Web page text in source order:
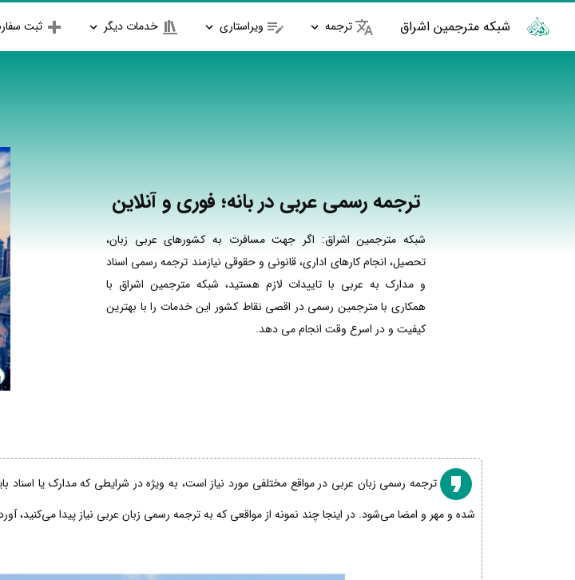
شبکه مترجمین اشراق ترجمه ویراستاری خدمات دیگر ثبت
ترجمه رسمی عربی در بانه؛ فوری و آنلاین
شبکه مترجمین اشراق: اگر جهت مسافرت به کشورهای عربی زبان،
تحصیل، انجام کارهای اداری، قانونی و حقوقی نیازمند ترجمه رسمی اسناد
و مدارک به عربی با تاییدات لازم هستید، شبکه مترجمین اشراق با
همکاری با مترجمین رسمی در اقصی نقاط کشور این خدمات را با بهترین
کیفیت و در اسرع وقت انجام می دهد.
ترجمه رسمی زبان عربی در مواقع مختلفی مورد نیاز است، به ویژه در شرایطی که مدارک یا اسناد
شده و مهر و امضا می‌شود. در اینجا چند نمونه از مواقعی که به ترجمه رسمی زبان عربی نیاز پیدا می‌کنید،